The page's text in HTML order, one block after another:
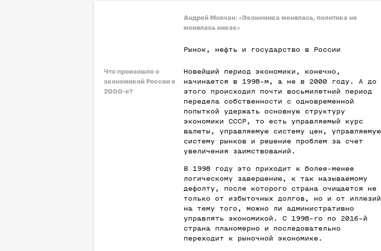
Андрей Мовчан: «Экономика менялась, политика не
менялась никак»
Рынок, нефть и государство в России
Что произошло с
экономикой России в
2000-е?
Новейший период экономики, конечно,
начинается в 1998-м, а не в 2000 году. А до
этого происходил почти восьмилетний период
передела собственности с одновременной
попыткой удержать основную структуру
экономики СССР, то есть управляемый курс
валюты, управляемую систему цен, управляемую
систему рынков и решение проблем за счет
увеличения заимствований.
В 1998 году это приходит к более-менее
логическому завершению, к так называемому
дефолту, после которого страна очищается не
только от избыточных долгов, но и от иллюзий
на тему того, можно ли административно
управлять экономикой. С 1998-го по 2016-й
страна планомерно и последовательно
переходит к рыночной экономике.